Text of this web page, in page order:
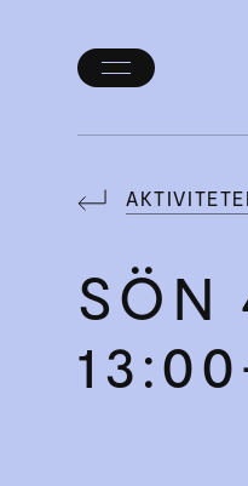
Öppna/stäng
SÖN